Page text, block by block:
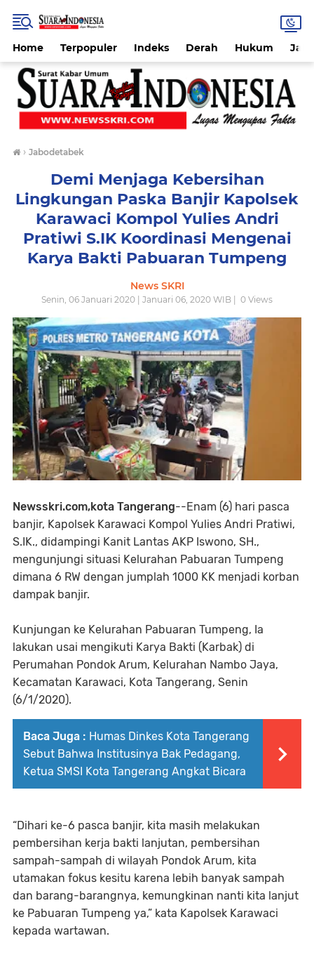
Home Terpopuler Indeks Derah Hukum
› Jabodetabek
Demi Menjaga Kebersihan
Lingkungan Paska Banjir Kapolsek
Karawaci Kompol Yulies Andri
Pratiwi S.IK Koordinasi Mengenai
Karya Bakti Pabuaran Tumpeng
News SKRI
Senin, 06 Januari 2020 | Januari 06, 2020 WIB | 0 Views
Newsskri.com,kota Tangerang--Enam (6) hari pasca
banjir, Kapolsek Karawaci Kompol Yulies Andri Pratiwi,
S.IK., didampingi Kanit Lantas AKP Iswono, SH.,
mengunjungi situasi Kelurahan Pabuaran Tumpeng
dimana 6 RW dengan jumplah 1000 KK menjadi korban
dampak banjir.
Kunjungan ke Kelurahan Pabuaran Tumpeng, Ia
lakukan usai mengikuti Karya Bakti (Karbak) di
Perumahan Pondok Arum, Kelurahan Nambo Jaya,
Kecamatan Karawaci, Kota Tangerang, Senin
(6/1/2020).
Baca Juga : Humas Dinkes Kota Tangerang
Sebut Bahwa Institusinya Bak Pedagang,
Ketua SMSI Kota Tangerang Angkat Bicara
“Dihari ke-6 pasca banjir, kita masih melakukan
pembersihan kerja bakti lanjutan, pembersihan
sampah-sampah di wilayah Pondok Arum, kita
utamakan fokus kesitu karena lebih banyak sampah
dan barang-barangnya, kemungkinan nanti kita lanjut
ke Pabuaran Tumpeng ya,” kata Kapolsek Karawaci
kepada wartawan.